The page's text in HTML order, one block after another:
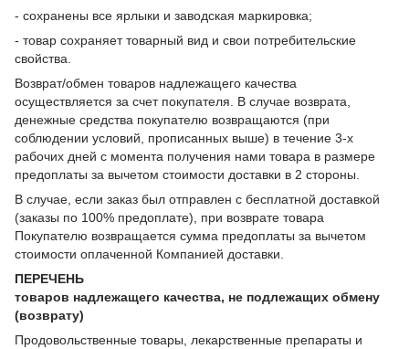
- сохранены все ярлыки и заводская маркировка;
- товар сохраняет товарный вид и свои потребительские
свойства.
Возврат/обмен товаров надлежащего качества
осуществляется за счет покупателя. В случае возврата,
денежные средства покупателю возвращаются (при
соблюдении условий, прописанных выше) в течение 3-х
рабочих дней с момента получения нами товара в размере
предоплаты за вычетом стоимости доставки в 2 стороны.
В случае, если заказ был отправлен с бесплатной доставкой
(заказы по 100% предоплате), при возврате товара
Покупателю возвращается сумма предоплаты за вычетом
стоимости оплаченной Компанией доставки.
ПЕРЕЧЕНЬ
товаров надлежащего качества, не подлежащих обмену
(возврату)
Продовольственные товары, лекарственные препараты и